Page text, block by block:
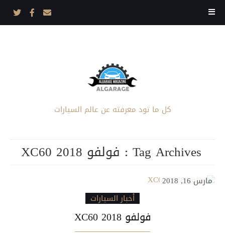
كل ما تود معرفته عن عالم السيارات
Tag Archives : فولفو XC60 2018
مارس 16, 2018
أخبار السيارات
فولفو XC60 2018